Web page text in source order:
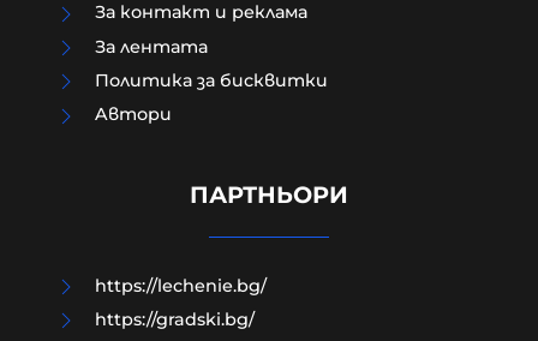
Зеленски в Белград: Получаваме
недостатъчно ракети за
системи за ПВО
За контакт и реклама
За лентата
Политика за бисквитки
Aвтори
ПАРТНЬОРИ
https://lechenie.bg/
https://gradski.bg/